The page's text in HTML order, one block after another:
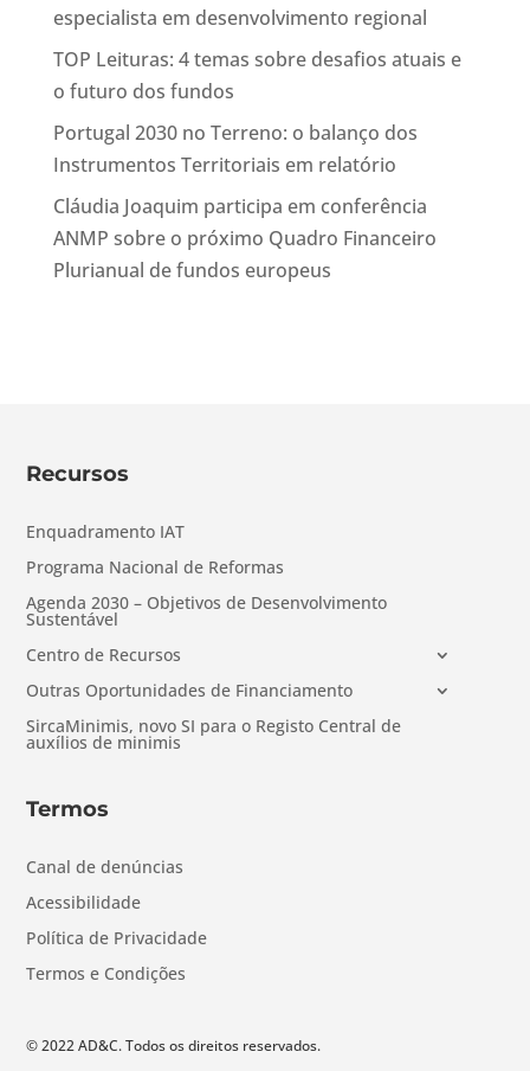
especialista em desenvolvimento regional
TOP Leituras: 4 temas sobre desafios atuais e
o futuro dos fundos
Portugal 2030 no Terreno: o balanço dos
Instrumentos Territoriais em relatório
Cláudia Joaquim participa em conferência
ANMP sobre o próximo Quadro Financeiro
Plurianual de fundos europeus
Recursos
Enquadramento IAT
Programa Nacional de Reformas
Agenda 2030 – Objetivos de Desenvolvimento
Sustentável
Centro de Recursos
Outras Oportunidades de Financiamento
SircaMinimis, novo SI para o Registo Central de
auxílios de minimis
Termos
Canal de denúncias
Acessibilidade
Política de Privacidade
Termos e Condições
© 2022 AD&C. Todos os direitos reservados.